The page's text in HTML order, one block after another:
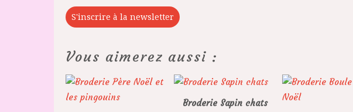
S'inscrire à la newsletter
Vous aimerez aussi :
Broderie Sapin chats